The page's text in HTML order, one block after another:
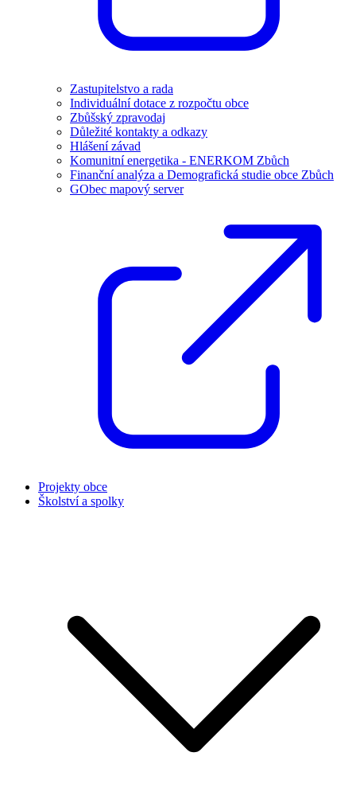
Zastupitelstvo a rada
Individuální dotace z rozpočtu obce
Zbůšský zpravodaj
Důležité kontakty a odkazy
Hlášení závad
Komunitní energetika - ENERKOM Zbůch
Finanční analýza a Demografická studie obce Zbůch
GObec mapový server
Projekty obce
Školství a spolky